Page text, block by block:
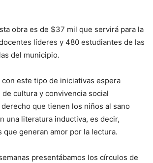
obra es de $37 mil que servirá para la
líderes y 480 estudiantes de las
del municipio.
con este tipo de iniciativas espera
cultura y convivencia social
que tienen los niños al sano
una literatura inductiva, es decir,
que generan amor por la lectura.
presentábamos los círculos de